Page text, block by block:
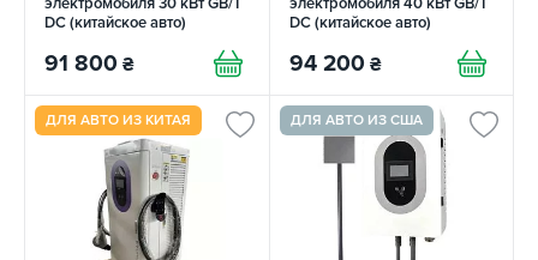
DC (китайское авто)
91 800 ₴
DC (китайское авто)
94 200 ₴
ДЛЯ АВТО ИЗ КИТАЯ ДЛЯ АВТО ИЗ США